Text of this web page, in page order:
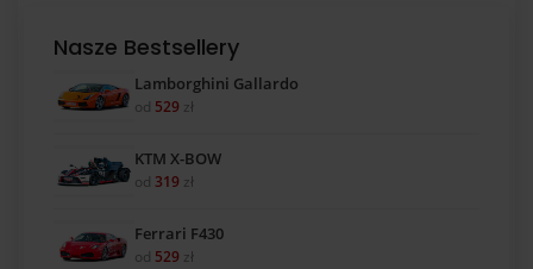
Nasze Bestsellery
Lamborghini Gallardo
od 529 zł
KTM X-BOW
od 319 zł
Ferrari F430
od 529 zł